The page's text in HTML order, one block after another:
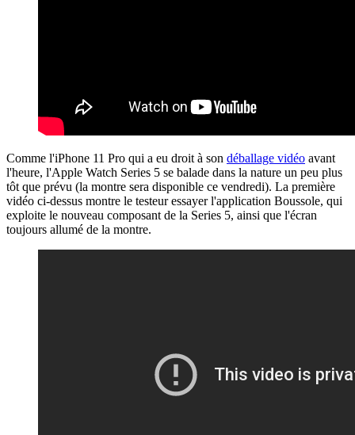
Comme l'iPhone 11 Pro qui a eu droit à son déballage vidéo avant
l'heure, l'Apple Watch Series 5 se balade dans la nature un peu plus
tôt que prévu (la montre sera disponible ce vendredi). La première
vidéo ci-dessus montre le testeur essayer l'application Boussole, qui
exploite le nouveau composant de la Series 5, ainsi que l'écran
toujours allumé de la montre.